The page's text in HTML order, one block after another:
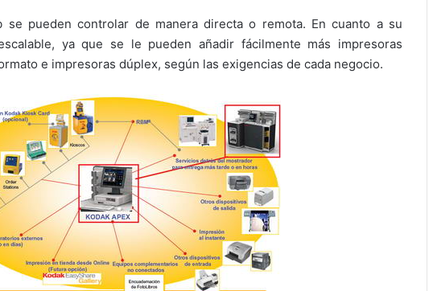
se pueden controlar de manera directa o remota. En cuanto a su
ya que se le pueden añadir fácilmente más impresoras
e impresoras dúplex, según las exigencias de cada negocio.